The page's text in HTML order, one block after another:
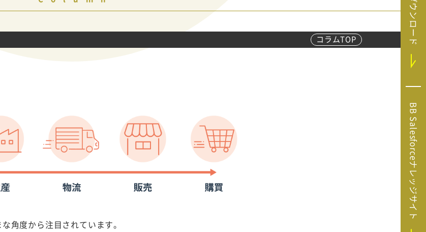
ー）
Salesforce（セ
ールスフォース）
HubSpot（ハブ
スポット）
GA4運用支援サー
コラムTOP
角度から注目されています。
BB Salesforceナレッジサイト